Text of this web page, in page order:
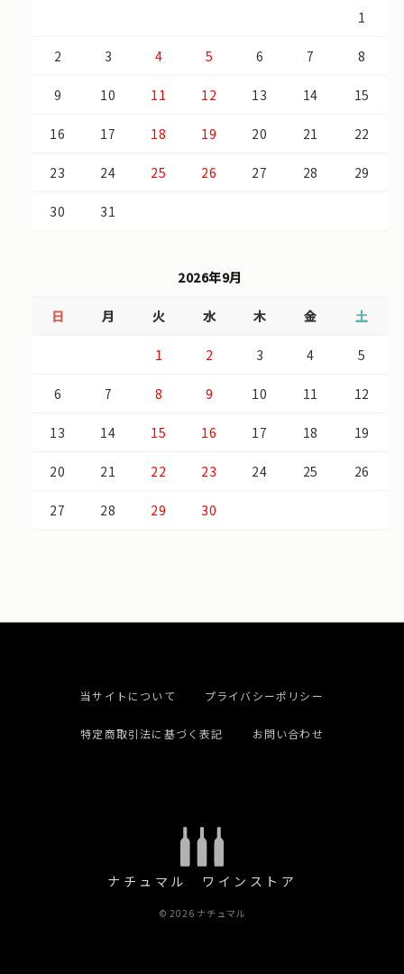
1
2 3 4 5 6 7 8
9 10 11 12 13 14 15
16 17 18 19 20 21 22
23 24 25 26 27 28 29
30 31
2026年9月
日 月 火 水 木 金 土
1 2 3 4 5
6 7 8 9 10 11 12
13 14 15 16 17 18 19
20 21 22 23 24 25 26
27 28 29 30
当サイトについて プライバシーポリシー
特定商取引法に基づく表記 お問い合わせ
ナチュマル ワインストア
© 2026 ナチュマル